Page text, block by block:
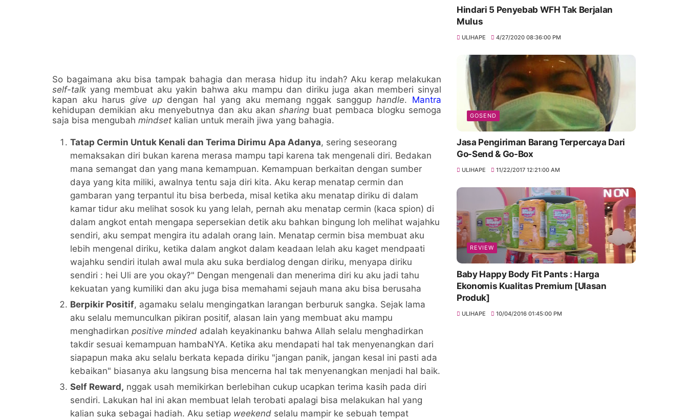
So bagaimana aku bisa tampak bahagia dan merasa hidup itu indah? Aku kerap melakukan
self-talk yang membuat aku yakin bahwa aku mampu dan diriku juga akan memberi sinyal
kapan aku harusgive updengan hal yang aku memang nggak sangguphandle. Mantra
kehidupan demikian aku menyebutnya dan aku akansharing buat pembaca blogku semoga
saja bisa mengubah mindset kalian untuk meraih jiwa yang bahagia.
Tatap Cermin Untuk Kenali dan Terima Dirimu Apa Adanya, sering seseorang
memaksakan diri bukan karena merasa mampu tapi karena tak mengenali diri. Bedakan
mana semangat dan yang mana kemampuan. Kemampuan berkaitan dengan sumber
daya yang kita miliki, awalnya tentu saja diri kita. Aku kerap menatap cermin dan
gambaran yang terpantul itu bisa berbeda, misal ketika aku menatap diriku di dalam
kamar tidur aku melihat sosok ku yang lelah, pernah aku menatap cermin (kaca spion) di
dalam angkot entah mengapa sepersekian detik aku bahkan bingung loh melihat wajahku
sendiri, aku sempat mengira itu adalah orang lain. Menatap cermin bisa membuat aku
lebih mengenal diriku, ketika dalam angkot dalam keadaan lelah aku kaget mendpaati
wajahku sendiri itulah awal mula aku suka berdialog dengan diriku, menyapa diriku
sendiri : hei Uli are you okay?" Dengan mengenali dan menerima diri ku aku jadi tahu
kekuatan yang kumiliki dan aku juga bisa memahami sejauh mana aku bisa berusaha
Berpikir Positif, agamaku selalu mengingatkan larangan berburuk sangka. Sejak lama
aku selalu memunculkan pikiran positif, alasan lain yang membuat aku mampu
menghadirkan positive minded adalah keyakinanku bahwa Allah selalu menghadirkan
takdir sesuai kemampuan hambaNYA. Ketika aku mendapati hal tak menyenangkan dari
siapapun maka aku selalu berkata kepada diriku "jangan panik, jangan kesal ini pasti ada
kebaikan" biasanya aku langsung bisa mencerna hal tak menyenangkan menjadi hal baik.
Self Reward, nggak usah memikirkan berlebihan cukup ucapkan terima kasih pada diri
sendiri. Lakukan hal ini akan membuat lelah terobati apalagi bisa melakukan hal yang
kalian suka sebagai hadiah. Aku setiap weekend selalu mampir ke sebuah tempat
Hindari 5 Penyebab WFH Tak Berjalan
Mulus
ULIHAPE 4/27/2020 08:36:00 PM
GOSEND
Jasa Pengiriman Barang Terpercaya Dari
Go-Send & Go-Box
ULIHAPE 11/22/2017 12:21:00 AM
REVIEW
Baby Happy Body Fit Pants : Harga
Ekonomis Kualitas Premium [Ulasan
Produk]
ULIHAPE 10/04/2016 01:45:00 PM